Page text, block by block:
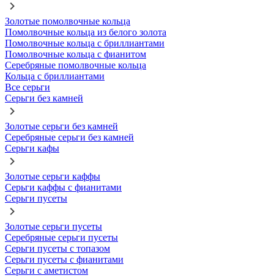
Золотые помолвочные кольца
Помолвочные кольца из белого золота
Помолвочные кольца с бриллиантами
Помолвочные кольца с фианитом
Серебряные помолвочные кольца
Кольца с бриллиантами
Все серьги
Серьги без камней
Золотые серьги без камней
Серебряные серьги без камней
Серьги кафы
Золотые серьги каффы
Серьги каффы с фианитами
Серьги пусеты
Золотые серьги пусеты
Серебряные серьги пусеты
Серьги пусеты с топазом
Серьги пусеты с фианитами
Серьги с аметистом